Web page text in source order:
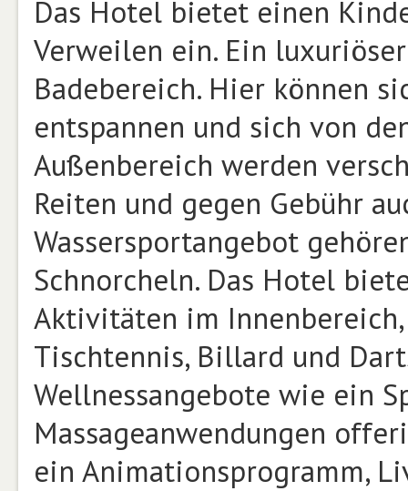
Das Hotel bietet einen
Verweilen ein. Ein
Badebereich. Hier können
entspannen und sich von
Außenbereich werden
Reiten und gegen Gebühr
Wassersportangebot
Schnorcheln. Das Hotel
Aktivitäten im
Tischtennis, Billard und
Wellnessangebote wie ein
Massageanwendungen
ein Animationsprogramm,